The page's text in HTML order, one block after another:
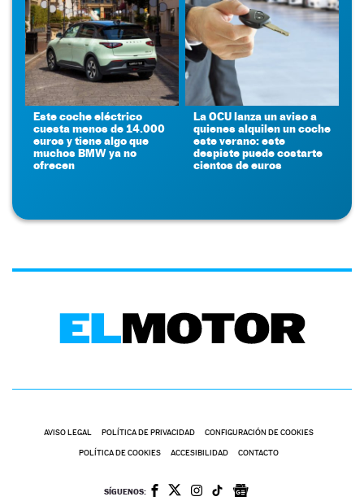
Este coche eléctrico
cuesta menos de 14.000
euros y tiene algo que
muchos BMW ya no
ofrecen
La OCU lanza un aviso a
quienes alquilen un coche
este verano: este
despiste puede costarte
cientos de euros
AVISO LEGAL POLÍTICA DE PRIVACIDAD CONFIGURACIÓN DE COOKIES
POLÍTICA DE COOKIES ACCESIBILIDAD CONTACTO
SÍGUENOS: